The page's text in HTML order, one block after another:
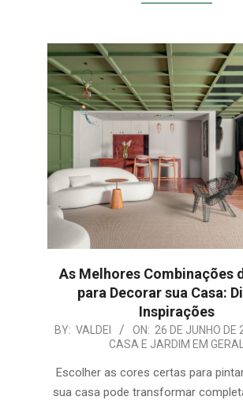
As Melhores Combinações
para Decorar sua Casa:
Inspirações
2026-
26
BY: VALDEI ON: 26 DE JUNHO DE
CASA E JARDIM EM
Escolher as cores certas para
sua casa pode transformar